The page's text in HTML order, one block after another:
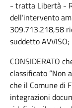
- tratta Libertà -
dell’intervento
309.713.218,58
suddetto AVVISO;
CONSIDERATO
classificato “Non
che il Comune di
integrazioni